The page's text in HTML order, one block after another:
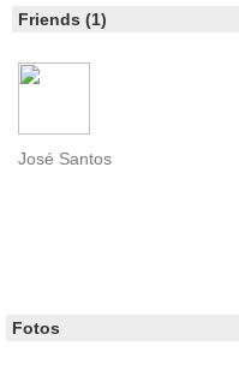
Friends (1)
José Santos
Fotos